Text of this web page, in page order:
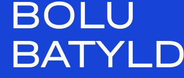
BOLU